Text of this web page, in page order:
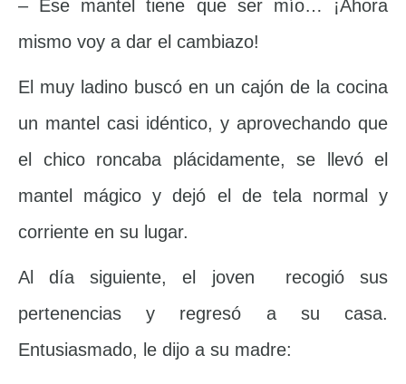
– Ese mantel tiene que ser mío… ¡Ahora
mismo voy a dar el cambiazo!
El muy ladino buscó en un cajón de la cocina
un mantel casi idéntico, y aprovechando que
el chico roncaba plácidamente, se llevó el
mantel mágico y dejó el de tela normal y
corriente en su lugar.
Al día siguiente, el joven recogió sus
pertenencias y regresó a su casa.
Entusiasmado, le dijo a su madre: